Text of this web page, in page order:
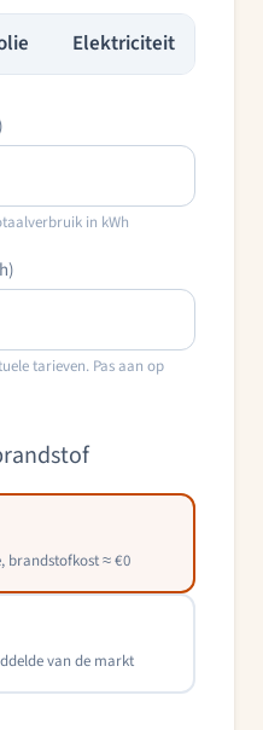
Elektriciteit
in kWh
tarieven. Pas aan op
brandstofkost ≈ € 0
van de markt